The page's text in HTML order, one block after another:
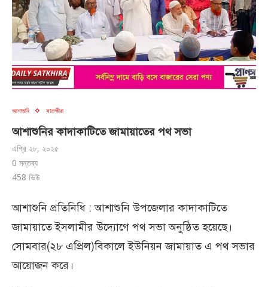
আশাশুনি সাতক্ষীরা
আশাশুনির কাদাকাটিতে জামায়াতের পথ সভা
এপ্রি ২৮, ২০২৫
0 মন্তব্য
458 ভিউ
আশাশুনি প্রতিনিধি : আশাশুনি উপজেলার কাদাকাটিতে
জামায়াতে ইসলামীর উদ্যোগে পথ সভা অনুষ্ঠিত হয়েছে।
সোমবার(২৮ এপ্রিল)বিকালে ইউনিয়ন জামায়াত এ পথ সভার
আয়োজন করে।